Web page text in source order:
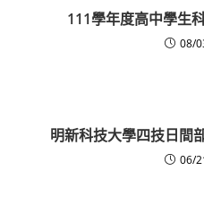
111學年度高中學生
08/
明新科技大學四技日間
06/